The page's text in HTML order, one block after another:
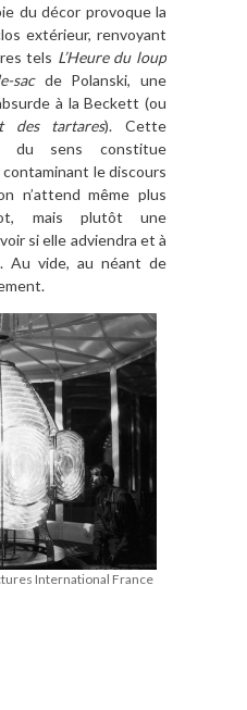
du décor provoque la
extérieur, renvoyant
tels L’Heure du loup
sacde Polanski, une
à la Beckett (ou
des tartares). Cette
du sens constitue
contaminant le discours
n’attend même plus
mais plutôt une
si elle adviendra et à
Au vide, au néant de
International France